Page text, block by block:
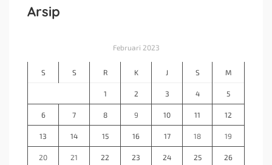
Arsip
Februari 2023
S S R K J S M
1 2 3 4 5
6 7 8 9 10 11 12
13 14 15 16 17 18 19
20 21 22 23 24 25 26